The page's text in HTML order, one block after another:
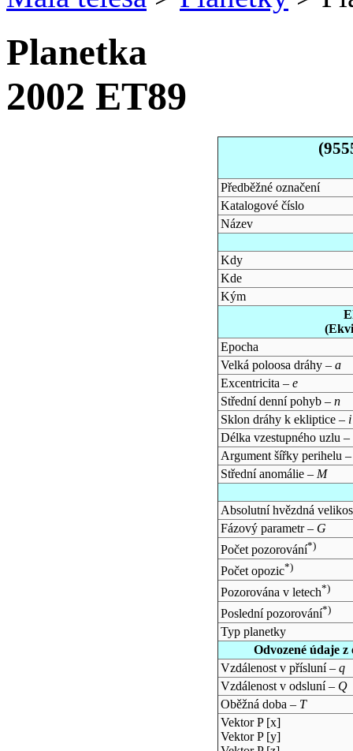
Planetka
2002 ET89
Předběžné označení
Katalogové číslo
Název
Kdy
Kde
Kým
Epocha
Velká poloosa dráhy – a
Excentricita – e
Střední denní pohyb – n
Sklon dráhy k ekliptice – i
Délka vzestupného uzlu –
Argument šířky perihelu
Střední anomálie – M
Absolutní hvězdná
Fázový parametr – G
Počet pozorování*)
Počet opozic*)
Pozorována v letech*)
Poslední pozorování*)
Typ planetky
Odvozené údaje
Vzdálenost v přísluní – q
Vzdálenost v odsluní – Q
Oběžná doba – T
Vektor P [x]
Vektor P [y]